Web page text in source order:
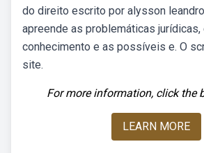
do direito escrito por alysson
apreende as problemáticas jurídicas,
conhecimento e as possíveis e. O
site.
For more information, click the
LEARN MORE